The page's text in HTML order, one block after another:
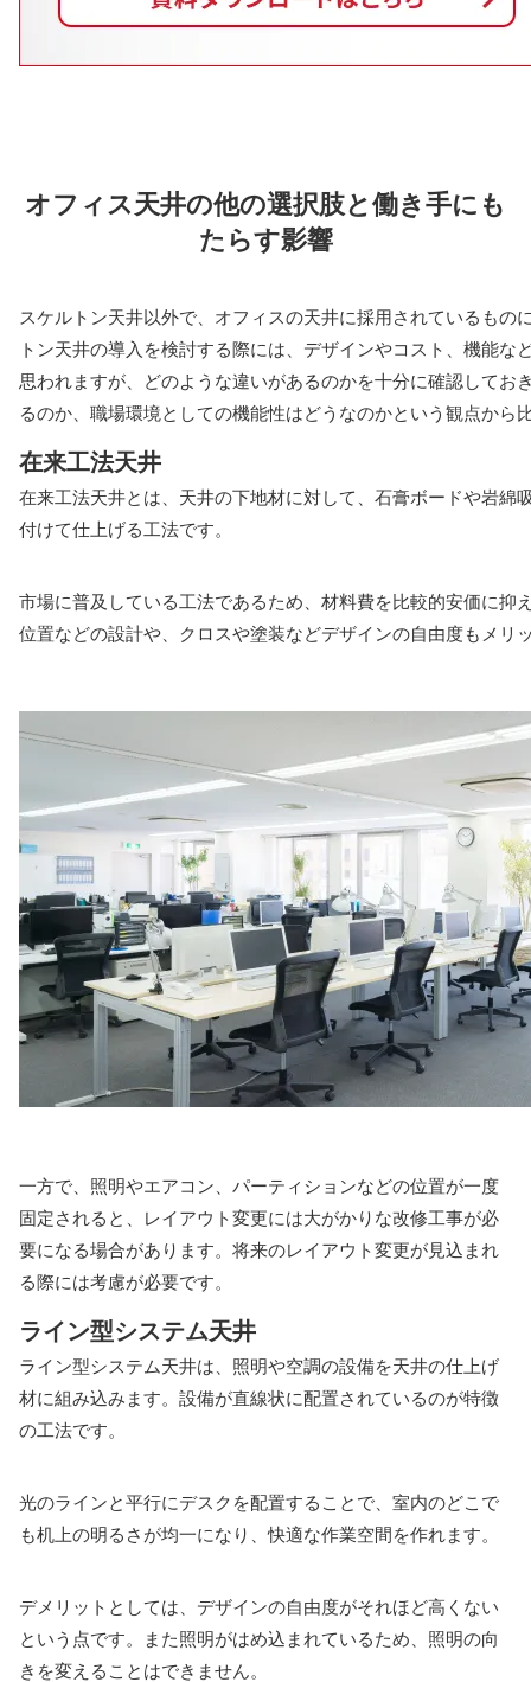
オフィス天井の他の選択肢と働き手にも
たらす影響
スケルトン天井以外で、オフィスの天井に採用されているもの
トン天井の導入を検討する際には、デザインやコスト、機能な
思われますが、どのような違いがあるのかを十分に確認してお
るのか、職場環境としての機能性はどうなのかという観点から
在来工法天井
在来工法天井とは、天井の下地材に対して、石膏ボードや岩綿
付けて仕上げる工法です。
市場に普及している工法であるため、材料費を比較的安価に抑
位置などの設計や、クロスや塗装などデザインの自由度もメリ
一方で、照明やエアコン、パーティションなどの位置が一度
固定されると、レイアウト変更には大がかりな改修工事が必
要になる場合があります。将来のレイアウト変更が見込まれ
る際には考慮が必要です。
ライン型システム天井
ライン型システム天井は、照明や空調の設備を天井の仕上げ
材に組み込みます。設備が直線状に配置されているのが特徴
の工法です。
光のラインと平行にデスクを配置することで、室内のどこで
も机上の明るさが均一になり、快適な作業空間を作れます。
デメリットとしては、デザインの自由度がそれほど高くない
という点です。また照明がはめ込まれているため、照明の向
きを変えることはできません。